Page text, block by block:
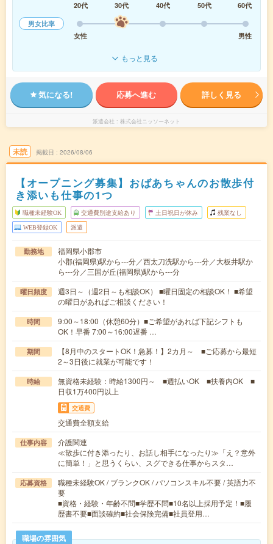
20代
30代 40代 50代
60代
男女比率
女性
男性
もっと見る
気になる! 応募へ進む 詳しく見る
派遣会社 株式会社ニッソーネット
未読 掲載日 2026/08/06
【オープニング募集】おばあちゃんのお散歩付
き添いも仕事の1つ
職種未経験OK 交通費別途支給あり 土日祝日が休み 残業なし
WEB登録OK 派遣
勤務地
福岡県小郡市
小郡(福岡県)駅から---分／西太刀洗駅から---分／大板井駅か
ら---分／三国が丘(福岡県)駅から---分
曜日頻度
週3日～（週2日～も相談OK） ■曜日固定の相談OK！ ■希望
の曜日があればご相談ください！
時間
9:00～18:00（休憩60分）■ご希望があれば下記シフトも
OK！早番 7:00～16:00遅番 …
期間
【8月中のスタートOK！急募！】2カ月～ ■ご応募から最短
2～3日後に就業が可能です！
時給
無資格未経験：時給1300円～ ■週払いOK ■扶養内OK ■
日収1万400円以上
交通費
交通費全額支給
仕事内容
介護関連
≪散歩に付き添ったり、お話し相手になったり≫「え？意外
に簡単！」と思うくらい、スグできる仕事からスタ…
応募資格
職種未経験OK / ブランクOK / パソコンスキル不要 / 英語力不
要
■資格・経験・年齢不問■学歴不問■10名以上採用予定！■履
歴書不要■面談確約■社会保険完備■社員登用…
職場の雰囲気